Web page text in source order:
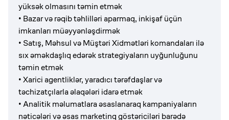
yüksək olmasını təmin etmək
• Bazar və rəqib təhlilləri aparmaq, inkişaf üçün
imkanları müəyyənləşdirmək
• Satış, Məhsul və Müştəri Xidmətləri komandaları ilə
sıx əməkdaşlıq edərək strategiyaların uyğunluğunu
təmin etmək
• Xarici agentliklər, yaradıcı tərəfdaşlar və
təchizatçılarla əlaqələri idarə etmək
• Analitik məlumatlara əsaslanaraq kampaniyaların
nəticələri və əsas marketinq göstəriciləri barədə